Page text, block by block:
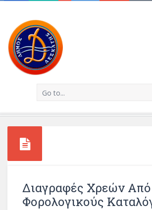
Go to...
Διαγραφές Χρεών Από
Φορολογικούς